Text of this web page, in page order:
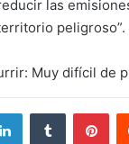
las
peligroso”.
Muy difícil de
LinkedInTumblr